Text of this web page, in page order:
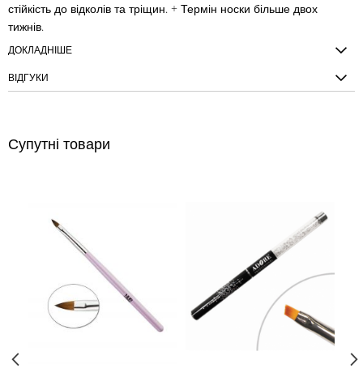
стійкість до відколів та тріщин. + Термін носки більше двох
тижнів.
ДОКЛАДНІШЕ
ВІДГУКИ
Супутні товари